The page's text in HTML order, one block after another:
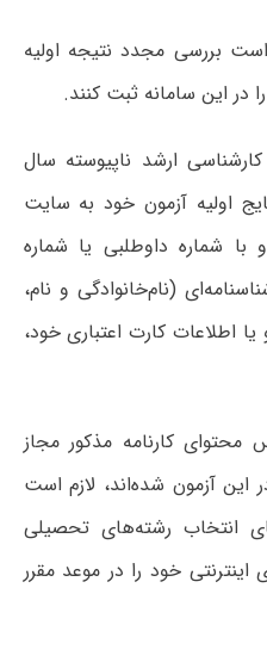
بررسی مجدد نتیجه اولیه
ارشد ناپیوسته سال
اولیه آزمون خود به سایت
شماره داوطلبی یا شماره
(نام‌خانوادگی و نام،
اطلاعات کارت اعتباری خود،
کارنامه مذکور مجاز
آزمون شده‌اند، لازم است
انتخاب رشته‌های تحصیلی
اینترنتی خود را در موعد مقرر